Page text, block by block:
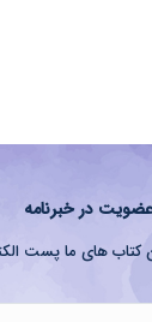
عضویت در خبرنامه
های ما پست